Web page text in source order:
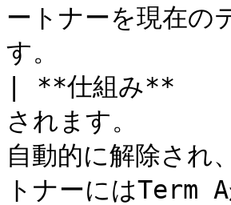
ートナーを現在の
す。
| **仕組み**
されます。
自動的に解除さ
トナーにはTerm